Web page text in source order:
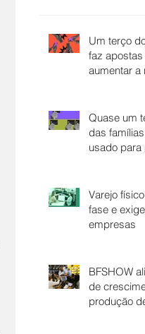
Um terço
faz
aumentar a
Quase um
das
usado
Varejo
fase e
empresas
BFSHOW
de
produção